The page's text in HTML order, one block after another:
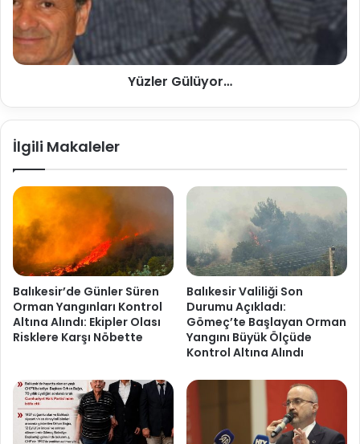
Yüzler Gülüyor…
İlgili Makaleler
Balıkesir’de Günler Süren
Orman Yangınları Kontrol
Altına Alındı: Ekipler Olası
Risklere Karşı Nöbette
Balıkesir Valiliği Son
Durumu Açıkladı:
Gömeç’te Başlayan Orman
Yangını Büyük Ölçüde
Kontrol Altına Alındı